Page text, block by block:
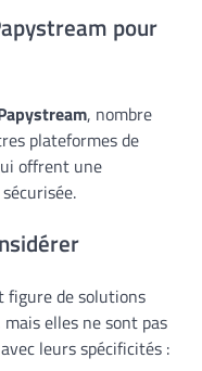
pour
, nombre
plateformes de
offrent une
figure de solutions
elles ne sont pas
leurs spécificités :